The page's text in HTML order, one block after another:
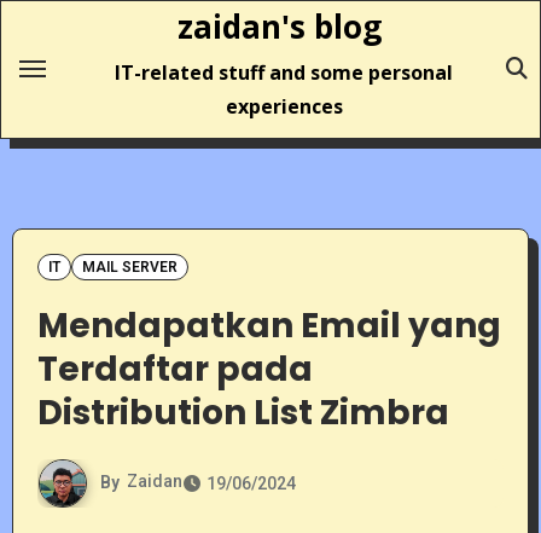
content
zaidan's blog
IT-related stuff and some personal
experiences
IT MAIL SERVER
Mendapatkan Email yang
Terdaftar pada
Distribution List Zimbra
By Zaidan 19/06/2024